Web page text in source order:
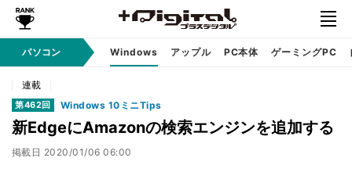
パソコン Windows アップル PC本体 ゲーミングPC
連載
第462回 Windows 10ミニTips
新EdgeにAmazonの検索エンジンを追加する
掲載日 2020/01/06 06:00